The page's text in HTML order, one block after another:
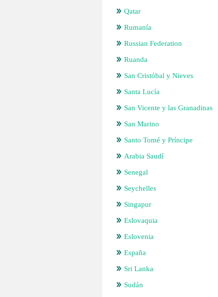
Qatar
Rumanía
Russian Federation
Ruanda
San Cristóbal y Nieves
Santa Lucía
San Vicente y las Granadinas
San Marino
Santo Tomé y Príncipe
Arabia Saudí
Senegal
Seychelles
Singapur
Eslovaquia
Eslovenia
España
Sri Lanka
Sudán